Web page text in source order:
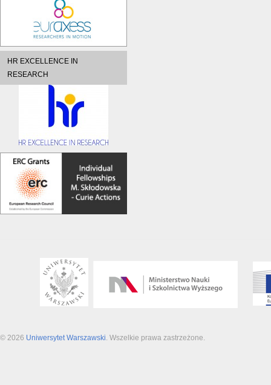
HR EXCELLENCE IN
RESEARCH
© 2026 Uniwersytet Warszawski . Wszelkie prawa zastrzeżone.